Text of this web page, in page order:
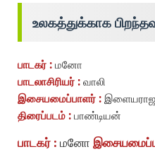
உலகத்துக்காக
பாடகர் : மனோ
பாடலாசிரியர் : வாலி
இசையமைப்பாளர் :
திரைப்படம் : பாண்டியன்
பாடகர் : மனோ